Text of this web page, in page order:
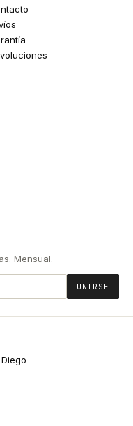
Mensual.
UNIRSE